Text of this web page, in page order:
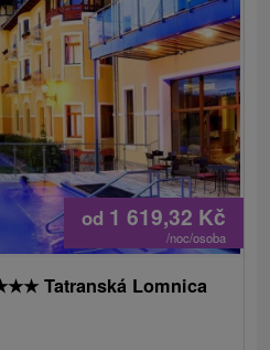
od 1 619,32 Kč
/noc/osoba
★★ Tatranská Lomnica